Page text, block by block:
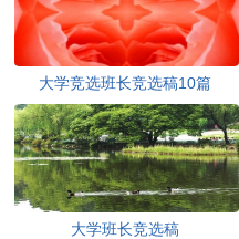
大学竞选班长竞选稿10篇
大学班长竞选稿